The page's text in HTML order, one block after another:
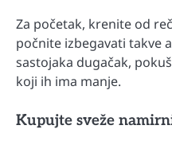
Za početak, krenite od
počnite izbegavati takve
sastojaka dugačak,
koji ih ima manje.
Kupujte sveže